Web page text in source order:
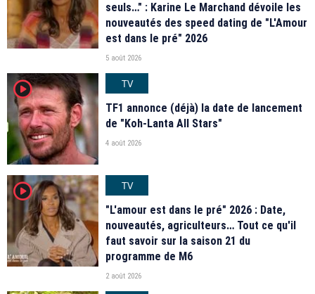
seuls…" : Karine Le Marchand dévoile les
nouveautés des speed dating de "L'Amour
est dans le pré" 2026
5 août 2026
player2
TV
TF1 annonce (déjà) la date de lancement
de "Koh-Lanta All Stars"
4 août 2026
player2
TV
"L'amour est dans le pré" 2026 : Date,
nouveautés, agriculteurs… Tout ce qu'il
faut savoir sur la saison 21 du
programme de M6
2 août 2026